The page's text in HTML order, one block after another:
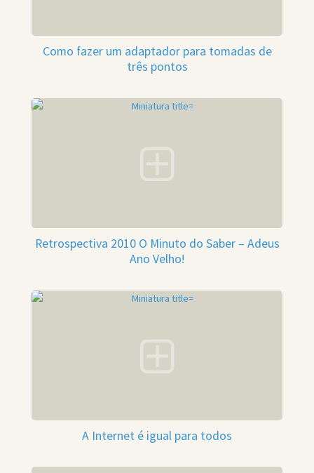
Como fazer um adaptador para tomadas de
três pontos
Retrospectiva 2010 O Minuto do Saber – Adeus
Ano Velho!
A Internet é igual para todos